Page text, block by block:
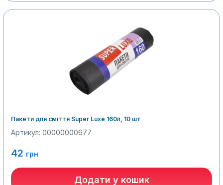
Пакети для сміття Super Luxe 160л, 10 шт
Артикул: 00000000677
42 грн
Додати у кошик